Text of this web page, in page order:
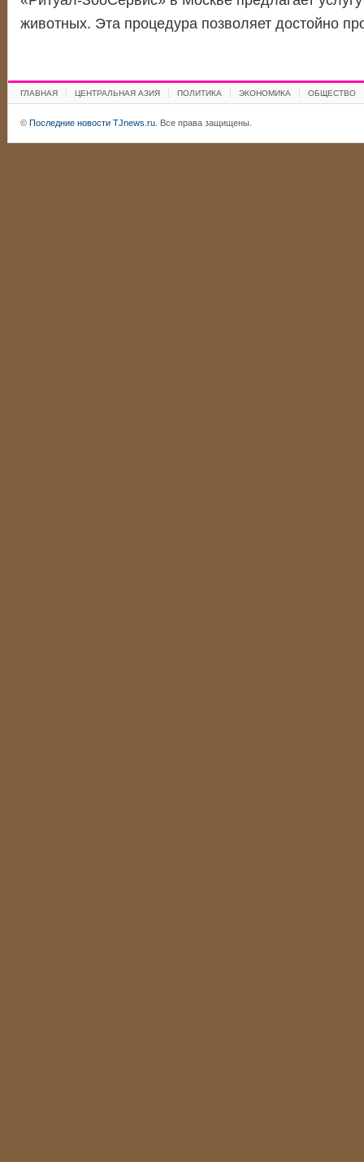
животных. Эта процедура позволяет достойно
ГЛАВНАЯ ЦЕНТРАЛЬНАЯ АЗИЯ ПОЛИТИКА ЭКОНОМИКА ОБЩЕСТВО
© Последние новости TJnews.ru. Все права защищены.